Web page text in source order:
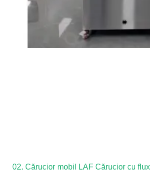
02. Cărucior mobil LAF Cărucior cu